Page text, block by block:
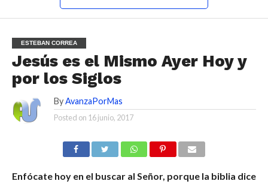
ESTEBAN CORREA
Jesús es el Mismo Ayer Hoy y
por los Siglos
By AvanzaPorMas
Posted on 16 junio, 2017
Enfócate hoy en el buscar al Señor, porque la biblia dice